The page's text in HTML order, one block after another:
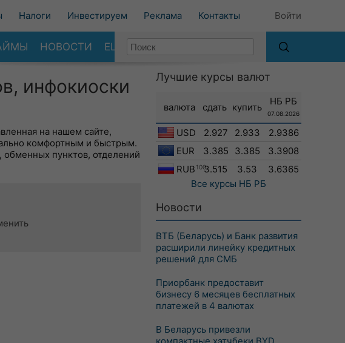
Налоги Инвестируем Реклама Контакты Войти
НОВОСТИ ЕЩЕ
инфокиоски
на нашем сайте,
комфортным и быстрым.
обменных пунктов, отделений
Лучшие курсы валют
валюта сдать купить
НБ РБ
07.08.2026
USD 2.927 2.933
2.9386
EUR
3.385 3.385
3.3908
RUB 1003.515 3.53
3.6365
Все курсы НБ РБ
Новости
ВТБ (Беларусь) и Банк развития
расширили линейку кредитных
решений для СМБ
Приорбанк предоставит
бизнесу 6 месяцев бесплатных
платежей в 4 валютах
В Беларусь привезли